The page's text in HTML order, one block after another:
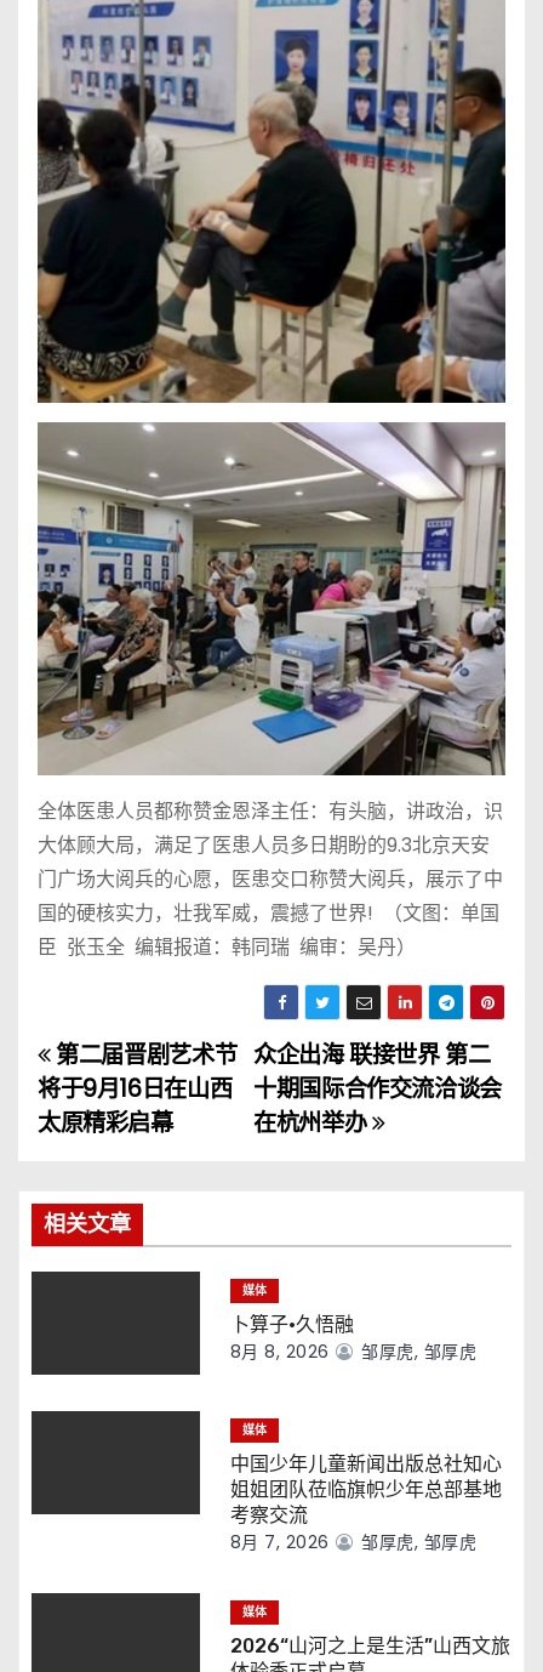
全体医患人员都称赞金恩泽主任：有头脑，讲政治，识
大体顾大局，满足了医患人员多日期盼的9.3北京天安
门广场大阅兵的心愿，医患交口称赞大阅兵，展示了中
国的硬核实力，壮我军威，震撼了世界! （文图：单国
臣 张玉全 编辑报道：韩同瑞 编审：吴丹）
文
章
航
众企出海 联接世界 第二
十期国际合作交流洽谈会
在杭州举办
第二届晋剧艺术节
将于9月16日在山西
太原精彩启幕
相关文章
媒体
卜算子·久悟融
8月 8, 2026 邹厚虎, 邹厚虎
媒体
中国少年儿童新闻出版总社知心
姐姐团队莅临旗帜少年总部基地
考察交流
8月 7, 2026 邹厚虎, 邹厚虎
媒体
2026“山河之上是生活”山西文旅